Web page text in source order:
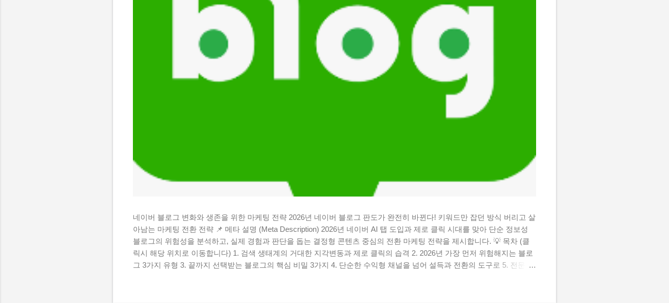
네이버 블로그 변화와 생존을 위한 마케팅 전략 2026년 네이버 블로그 판도가 완전히 바뀐다! 키워드만 잡던 방식 버리고 살
아남는 마케팅 전환 전략 📌 메타 설명 (Meta Description) 2026년 네이버 AI 탭 도입과 제로 클릭 시대를 맞아 단순 정보성
블로그의 위험성을 분석하고, 실제 경험과 판단을 돕는 결정형 콘텐츠 중심의 전환 마케팅 전략을 제시합니다. 💡 목차 (클
릭시 해당 위치로 이동합니다) 1. 검색 생태계의 거대한 지각변동과 제로 클릭의 습격 2. 2026년 가장 먼저 위험해지는 블로
그 3가지 유형 3. 끝까지 선택받는 블로그의 핵심 비밀 3가지 4. 단순한 수익형 채널을 넘어 설득과 전환의 도구로 5. 전문성